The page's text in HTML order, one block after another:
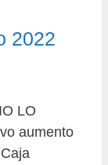
2022
LO
aumento